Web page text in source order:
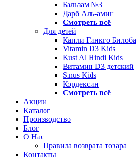
Бальзам №3
Дарб Аль-амин
Смотреть всё
Для детей
Капли Гинкго Билоба
Vitamin D3 Kids
Kust Al Hindi Kids
Витамин D3 детский
Sinus Kids
Кордексин
Смотреть всё
Акции
Каталог
Производство
Блог
О Нас
Правила возврата товара
Контакты